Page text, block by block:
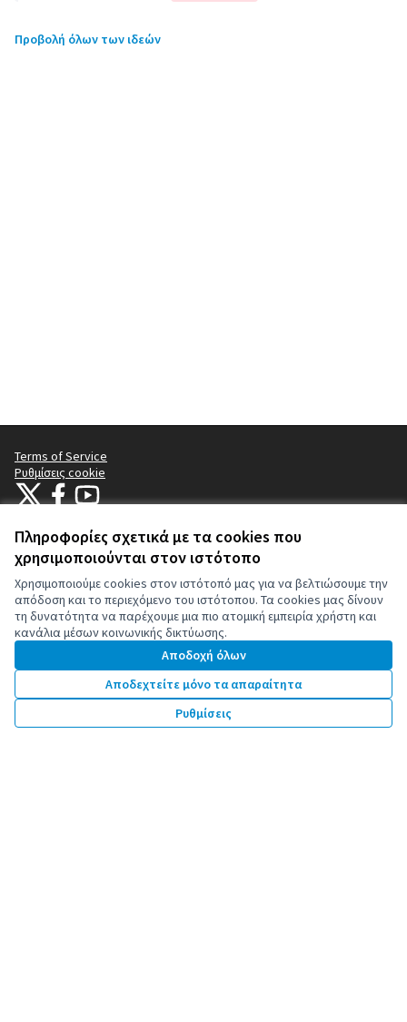
Πληροφορίες σχετικά με τα cookies που
χρησιμοποιούνται στον ιστότοπο
Χρησιμοποιούμε cookies στον ιστότοπό μας για να βελτιώσουμε την
απόδοση και το περιεχόμενο του ιστότοπου. Τα cookies μας δίνουν
τη δυνατότητα να παρέχουμε μια πιο ατομική εμπειρία χρήστη και
κανάλια μέσων κοινωνικής δικτύωσης.
Αποδοχή όλων
Αποδεχτείτε μόνο τα απαραίτητα
Ρυθμίσεις
Προβολή όλων των ιδεών
Terms of Service
Ρυθμίσεις cookie
Citizens Participation Portal at X
Ο οργανισμός Citizens Participation Portal στο Facebook
Ο οργανισμός Citizens Participation Portal στο YouTube
(Εξωτερική σύνδεση)
Ιστότοπος που έχει κατασκευαστεί μεδωρεάν λογισμικό.
Συγχρηματοδοτείται από την Ευρωπαϊκή
Ένωση. Οι απόψεις και οι γνώμες που
εκφράζονται είναι ωστόσο μόνο αυτές του/